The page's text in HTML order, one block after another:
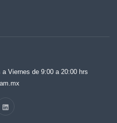
a Viernes de 9:00 a 20:00 hrs